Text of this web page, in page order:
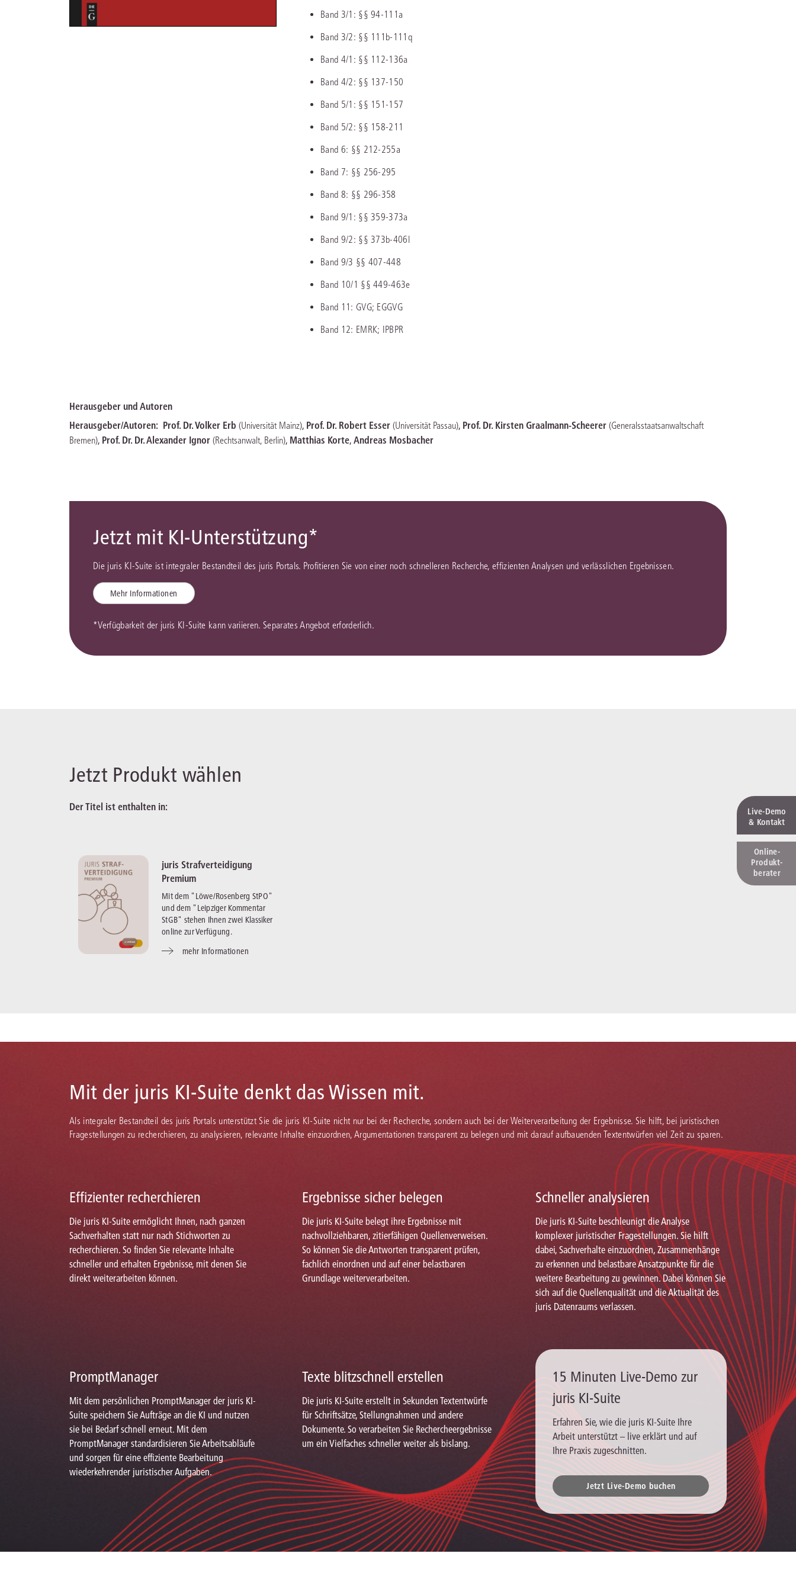
Kanzleimanagement
Medizinrecht
Band 3/1: §§ 94-111a
Band 3/2: §§ 111b-111q
Band 4/1: §§ 112-136a
Band 4/2: §§ 137-150
Band 5/1: §§ 151-157
Band 5/2: §§ 158-211
Band 6: §§ 212-255a
Band 7: §§ 256-295
Band 8: §§ 296-358
Band 9/1: §§ 359-373a
Band 9/2: §§ 373b-406l
Band 9/3 §§ 407-448
Band 10/1 §§ 449-463e
Band 11: GVG; EGGVG
Band 12: EMRK; IPBPR
Herausgeber und Autoren
Herausgeber/Autoren: Prof. Dr. Volker Erb (Universität Mainz), Prof. Dr. Robert Esser (Universität Passau), Prof. Dr. Kirsten Graalmann-Scheerer (Generalsstaatsanwaltschaft
Bremen), Prof. Dr. Dr. Alexander Ignor (Rechtsanwalt, Berlin), Matthias Korte, Andreas Mosbacher
Jetzt mit KI-Unterstützung*
Die juris KI-Suite ist integraler Bestandteil des juris Portals. Profitieren Sie von einer noch schnelleren Recherche, effizienten Analysen und verlässlichen Ergebnissen.
Mehr Informationen
*Verfügbarkeit der juris KI-Suite kann variieren. Separates Angebot erforderlich.
Jetzt Produkt wählen
Der Titel ist enthalten in:
juris Strafverteidigung
Premium
Mit dem "Löwe/Rosenberg StPO"
und dem "Leipziger Kommentar
StGB" stehen Ihnen zwei Klassiker
online zur Verfügung.
mehr Informationen
Mit der juris KI-Suite denkt das Wissen mit.
Als integraler Bestandteil des juris Portals unterstützt Sie die juris KI-Suite nicht nur bei der Recherche, sondern auch bei der Weiterverarbeitung der Ergebnisse. Sie hilft, bei juristischen
Fragestellungen zu recherchieren, zu analysieren, relevante Inhalte einzuordnen, Argumentationen transparent zu belegen und mit darauf aufbauenden Textentwürfen viel Zeit zu sparen.
Effizienter recherchieren
Die juris KI-Suite ermöglicht Ihnen, nach ganzen
Sachverhalten statt nur nach Stichworten zu
recherchieren. So finden Sie relevante Inhalte
schneller und erhalten Ergebnisse, mit denen Sie
direkt weiterarbeiten können.
Ergebnisse sicher belegen
Die juris KI-Suite belegt ihre Ergebnisse mit
nachvollziehbaren, zitierfähigen Quellenverweisen.
So können Sie die Antworten transparent prüfen,
fachlich einordnen und auf einer belastbaren
Grundlage weiterverarbeiten.
Schneller analysieren
Die juris KI-Suite beschleunigt die Analyse
komplexer juristischer Fragestellungen. Sie hilft
dabei, Sachverhalte einzuordnen, Zusammenhänge
zu erkennen und belastbare Ansatzpunkte für die
weitere Bearbeitung zu gewinnen. Dabei können Sie
sich auf die Quellenqualität und die Aktualität des
juris Datenraums verlassen.
PromptManager
Mit dem persönlichen PromptManager der juris KI-
Suite speichern Sie Aufträge an die KI und nutzen
sie bei Bedarf schnell erneut. Mit dem
PromptManager standardisieren Sie Arbeitsabläufe
und sorgen für eine effiziente Bearbeitung
wiederkehrender juristischer Aufgaben.
Texte blitzschnell erstellen
Die juris KI-Suite erstellt in Sekunden Textentwürfe
für Schriftsätze, Stellungnahmen und andere
Dokumente. So verarbeiten Sie Rechercheergebnisse
um ein Vielfaches schneller weiter als bislang.
15 Minuten Live-Demo zur
juris KI-Suite
Erfahren Sie, wie die juris KI-Suite Ihre
Arbeit unterstützt – live erklärt und auf
Ihre Praxis zugeschnitten.
Jetzt Live-Demo buchen
Live‑Demo
& Kontakt
Online-
Produkt­
berater